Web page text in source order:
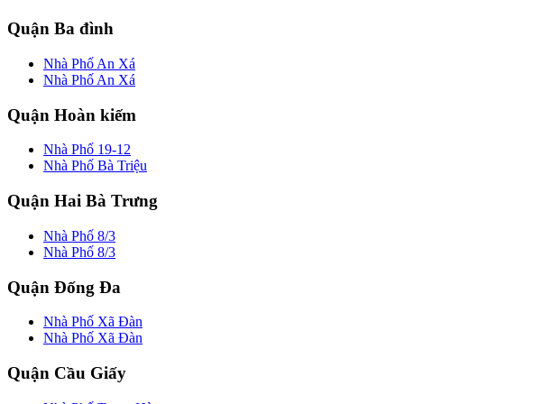
Quận Ba đình
Nhà Phố An Xá
Nhà Phố An Xá
Quận Hoàn kiếm
Nhà Phố 19-12
Nhà Phố Bà Triệu
Quận Hai Bà Trưng
Nhà Phố 8/3
Nhà Phố 8/3
Quận Đống Đa
Nhà Phố Xã Đàn
Nhà Phố Xã Đàn
Quận Cầu Giấy